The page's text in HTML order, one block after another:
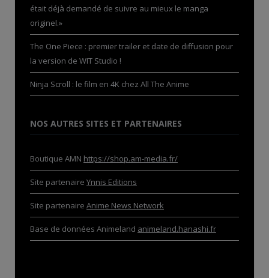
était déjà demandé de suivre au mieux le manga
originel.»
The One Piece : premier trailer et date de diffusion pour
la version de WIT Studio !
Ninja Scroll : le film en 4K chez All The Anime
NOS AUTRES SITES ET PARTENAIRES
Boutique AMN https://shop.am-media.fr/
Site partenaire Ynnis Editions
Site partenaire Anime News Network
Base de données Animeland animeland.hanashi.fr